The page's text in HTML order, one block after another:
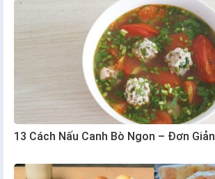
13 Cách Nấu Canh Bò Ngon – Đơn Giản